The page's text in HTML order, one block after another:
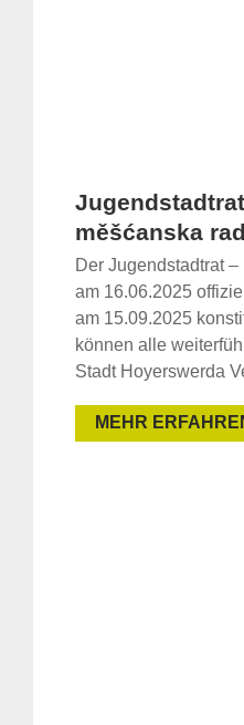
měšćanska
Der Jugendstadtrat
am 16.06.2025
am 15.09.2025
können alle
Stadt Hoyerswerda
MEHR